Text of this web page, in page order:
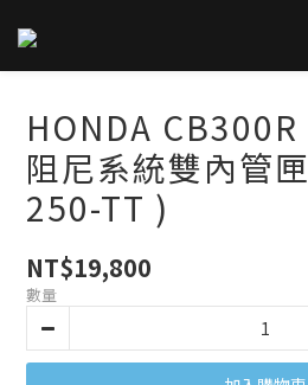
HONDA
阻尼系統雙內管
250-TT )
NT$19,800
數量